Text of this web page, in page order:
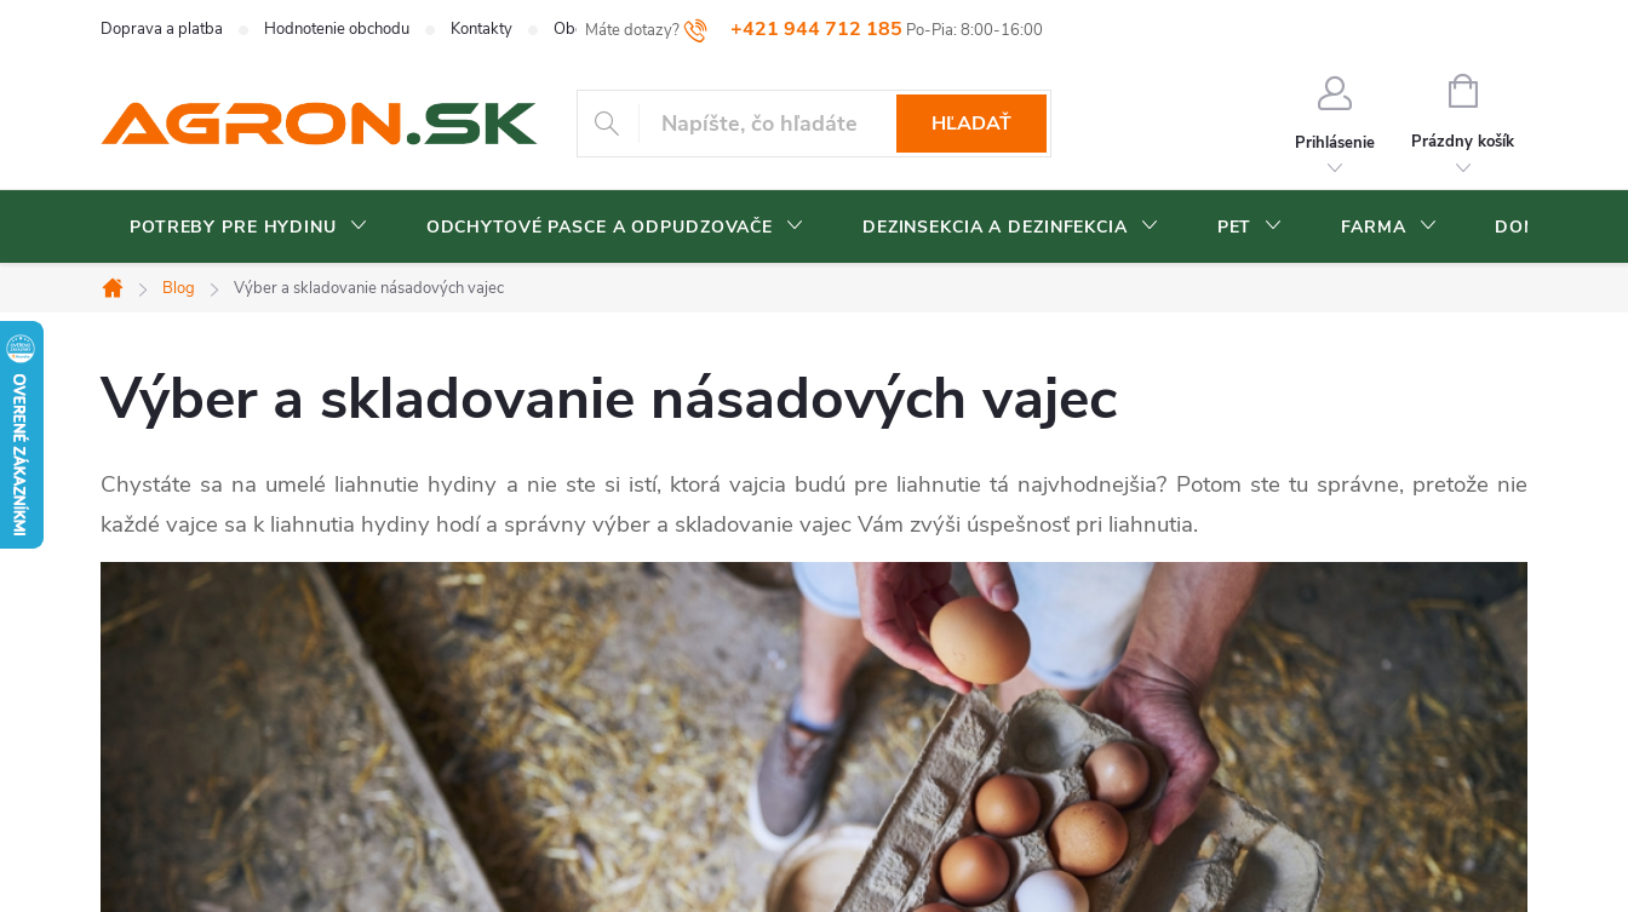
+421 944 712 185
Doprava a platba Hodnotenie obchodu Kontakty Obchodné podmienky Reklamačný poriadok Vrátenia tovaru
HĽADAŤ
Prihlásenie
NÁKUPNÝ
Prázdny košík
POTREBY PRE HYDINU ODCHYTOVÉ PASCE A ODPUDZOVAČE DEZINSEKCIA A DEZINFEKCIA PET FARMA DOMOV A
Domov
Blog Výber a skladovanie násadových vajec
Výber a skladovanie násadových vajec
Chystáte sa na umelé liahnutie hydiny a nie ste si istí, ktorá vajcia budú pre liahnutie tá najvhodnejšia? Potom ste tu správne, pretože nie
každé vajce sa k liahnutia hydiny hodí a správny výber a skladovanie vajec Vám zvýši úspešnosť pri liahnutia.